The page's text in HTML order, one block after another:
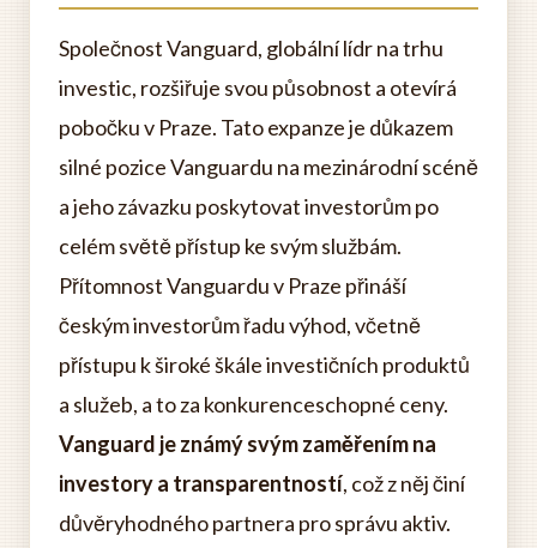
Společnost Vanguard, globální lídr na trhu
investic, rozšiřuje svou působnost a otevírá
pobočku v Praze. Tato expanze je důkazem
silné pozice Vanguardu na mezinárodní scéně
a jeho závazku poskytovat investorům po
celém světě přístup ke svým službám.
Přítomnost Vanguardu v Praze přináší
českým investorům řadu výhod, včetně
přístupu k široké škále investičních produktů
a služeb, a to za konkurenceschopné ceny.
Vanguard je známý svým zaměřením na
investory a transparentností, což z něj činí
důvěryhodného partnera pro správu aktiv.